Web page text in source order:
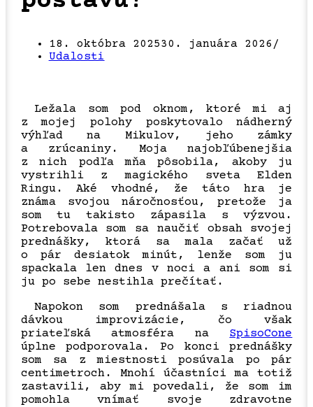
18. októbra 202530. januára 2026
Udalosti
Ležala som pod oknom, ktoré mi aj
z mojej polohy poskytovalo nádherný
výhľad na Mikulov, jeho zámky
a zrúcaniny. Moja najobľúbenejšia
z nich podľa mňa pôsobila, akoby ju
vystrihli z magického sveta Elden
Ringu. Aké vhodné, že táto hra je
známa svojou náročnosťou, pretože ja
som tu takisto zápasila s výzvou.
Potrebovala som sa naučiť obsah svojej
prednášky, ktorá sa mala začať už
o pár desiatok minút, lenže som ju
spackala len dnes v noci a ani som si
ju po sebe nestihla prečítať.
Napokon som prednášala s riadnou
dávkou improvizácie, čo však
priateľská atmosféra na SpisoCone
úplne podporovala. Po konci prednášky
som sa z miestnosti posúvala po pár
centimetroch. Mnohí účastníci ma totiž
zastavili, aby mi povedali, že som im
pomohla vnímať svoje zdravotne